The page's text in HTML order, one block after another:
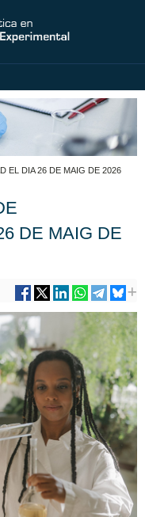
EL DIA 26 DE MAIG DE 2026
DE MAIG DE